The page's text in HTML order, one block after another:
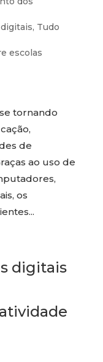
, Tudo
escolas
tornando
de
ao uso de
os
digitais